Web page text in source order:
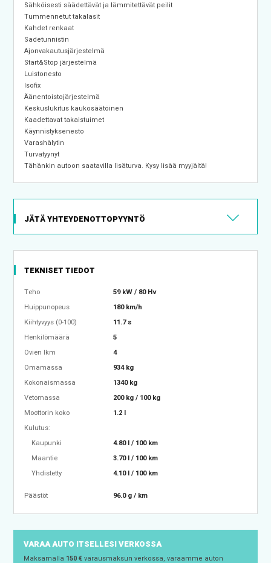
Sähköisesti säädettävät ja lämmitettävät peilit
Tummennetut takalasit
Kahdet renkaat
Sadetunnistin
Ajonvakautusjärjestelmä
Start&Stop järjestelmä
Luistonesto
Isofix
Äänentoistojärjestelmä
Keskuslukitus kaukosäätöinen
Kaadettavat takaistuimet
Käynnistyksenesto
Varashälytin
Turvatyynyt
Tähänkin autoon saatavilla lisäturva. Kysy lisää myyjältä!
JÄTÄ YHTEYDENOTTOPYYNTÖ
TEKNISET TIEDOT
Teho
59 kW / 80 Hv
Huippunopeus
180 km/h
Kiihtyvyys (0-100)
11.7 s
Henkilömäärä
5
Ovien lkm
4
Omamassa
934 kg
Kokonaismassa
1340 kg
Vetomassa
200 kg / 100 kg
Moottorin koko
1.2 l
Kulutus:
Kaupunki
4.80 l / 100 km
Maantie
3.70 l / 100 km
Yhdistetty
4.10 l / 100 km
Päästöt 96.0 g / km
VARAA AUTO ITSELLESI VERKOSSA
Maksamalla 150 €varausmaksun verkossa, varaamme auton